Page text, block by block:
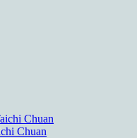
Chuan
Chuan